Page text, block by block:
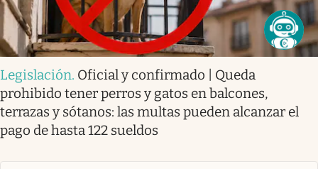
Legislación. Oficial y confirmado | Queda
prohibido tener perros y gatos en balcones,
terrazas y sótanos: las multas pueden alcanzar el
pago de hasta 122 sueldos